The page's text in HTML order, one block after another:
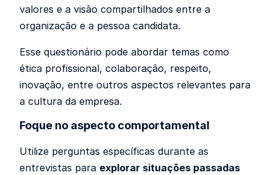
valores e a visão compartilhados entre a
organização e a pessoa candidata.
Esse questionário pode abordar temas como
ética profissional, colaboração, respeito,
inovação, entre outros aspectos relevantes para
a cultura da empresa.
Foque no aspecto comportamental
Utilize perguntas específicas durante as
entrevistas para explorar situações passadas